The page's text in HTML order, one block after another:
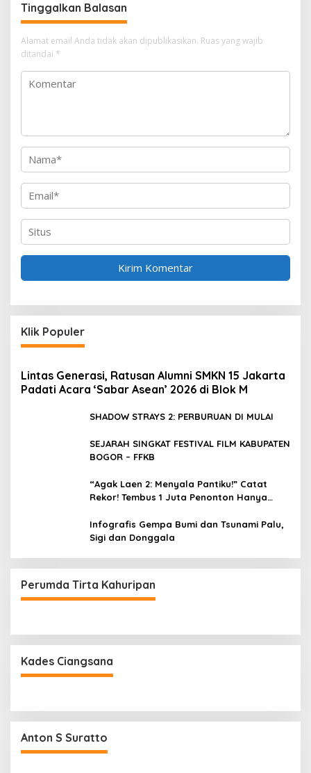
a
s
i
p
o
Tinggalkan Balasan
Alamat email Anda tidak akan dipublikasikan. Ruas yang wajib
ditandai *
Klik Populer
Lintas Generasi, Ratusan Alumni SMKN 15 Jakarta
Padati Acara ‘Sabar Asean’ 2026 di Blok M
SHADOW STRAYS 2: PERBURUAN DI MULAI
SEJARAH SINGKAT FESTIVAL FILM KABUPATEN
BOGOR – FFKB
“Agak Laen 2: Menyala Pantiku!” Catat
Rekor! Tembus 1 Juta Penonton Hanya
Infografis Gempa Bumi dan Tsunami Palu,
Sigi dan Donggala
Perumda Tirta Kahuripan
Kades Ciangsana
Anton S Suratto